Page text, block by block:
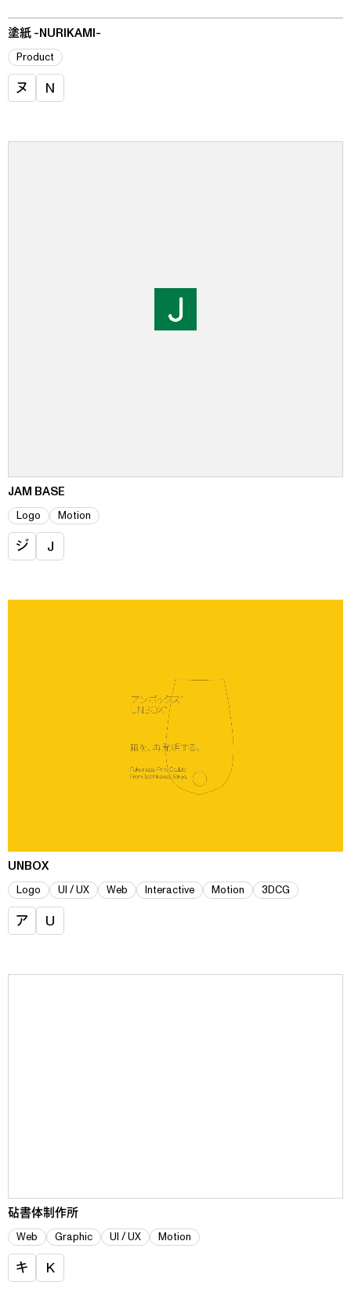
塗紙 -NURIKAMI-
Product
ヌ N
JAM BASE
Logo Motion
ジ J
UNBOX
Logo UI / UX Web Interactive Motion 3DCG
ア U
砧書体制作所
Web Graphic UI / UX Motion
キ K